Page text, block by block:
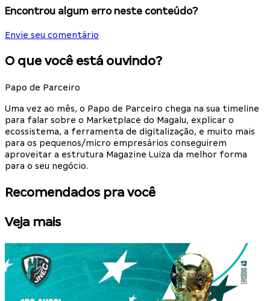
Encontrou algum erro neste conteúdo?
Envie seu comentário
O que você está ouvindo?
Papo de Parceiro
Uma vez ao mês, o Papo de Parceiro chega na sua timeline
para falar sobre o Marketplace do Magalu, explicar o
ecossistema, a ferramenta de digitalização, e muito mais
para os pequenos/micro empresários conseguirem
aproveitar a estrutura Magazine Luiza da melhor forma
para o seu negócio.
Recomendados pra você
Veja mais